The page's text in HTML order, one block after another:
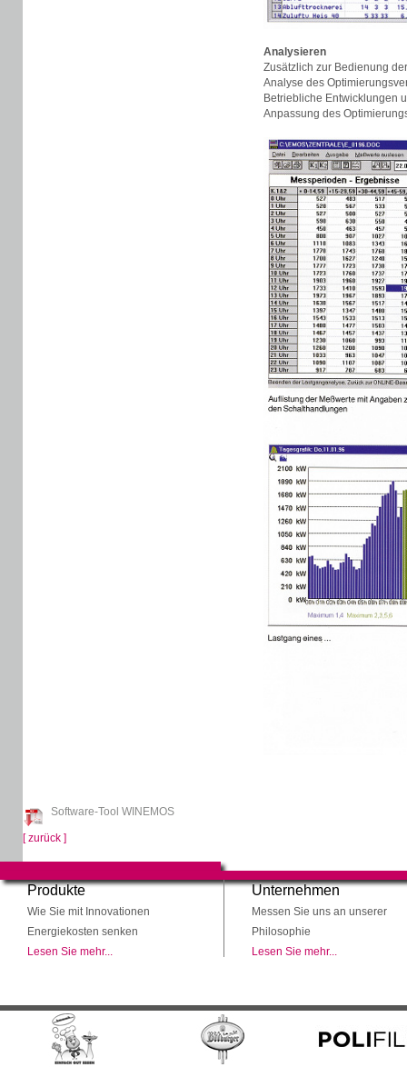
Analysieren
Zusätzlich zur Bedienung
Analyse des
Betriebliche Entwicklungen
Anpassung des
Software-Tool WINEMOS
[ zurück ]
Produkte
Wie Sie mit Innovationen
Energiekosten senken
Lesen Sie mehr...
Unternehmen
Messen Sie uns an unserer
Philosophie
Lesen Sie mehr...